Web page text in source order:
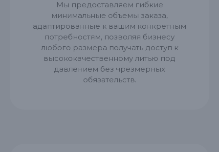
Мы предоставляем гибкие
минимальные объемы заказа,
адаптированные к вашим конкретным
потребностям, позволяя бизнесу
любого размера получать доступ к
высококачественному литью под
давлением без чрезмерных
обязательств.